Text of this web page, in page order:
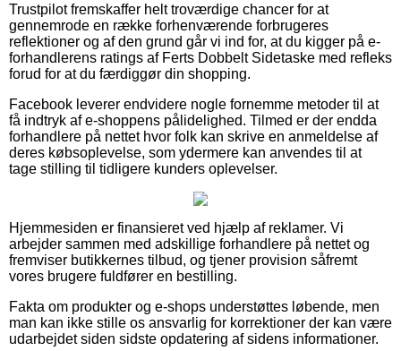
Trustpilot fremskaffer helt troværdige chancer for at
gennemrode en række forhenværende forbrugeres
reflektioner og af den grund går vi ind for, at du kigger på e-
forhandlerens ratings af Ferts Dobbelt Sidetaske med refleks
forud for at du færdiggør din shopping.
Facebook leverer endvidere nogle fornemme metoder til at
få indtryk af e-shoppens pålidelighed. Tilmed er der endda
forhandlere på nettet hvor folk kan skrive en anmeldelse af
deres købsoplevelse, som ydermere kan anvendes til at
tage stilling til tidligere kunders oplevelser.
Hjemmesiden er finansieret ved hjælp af reklamer. Vi
arbejder sammen med adskillige forhandlere på nettet og
fremviser butikkernes tilbud, og tjener provision såfremt
vores brugere fuldfører en bestilling.
Fakta om produkter og e-shops understøttes løbende, men
man kan ikke stille os ansvarlig for korrektioner der kan være
udarbejdet siden sidste opdatering af sidens informationer.